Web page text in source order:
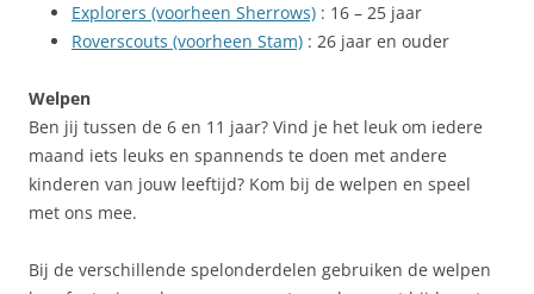
Explorers (voorheen Sherrows) : 16 – 25 jaar
Roverscouts (voorheen Stam) : 26 jaar en ouder
Welpen
Ben jij tussen de 6 en 11 jaar? Vind je het leuk om iedere
maand iets leuks en spannends te doen met andere
kinderen van jouw leeftijd? Kom bij de welpen en speel
met ons mee.
Bij de verschillende spelonderdelen gebruiken de welpen